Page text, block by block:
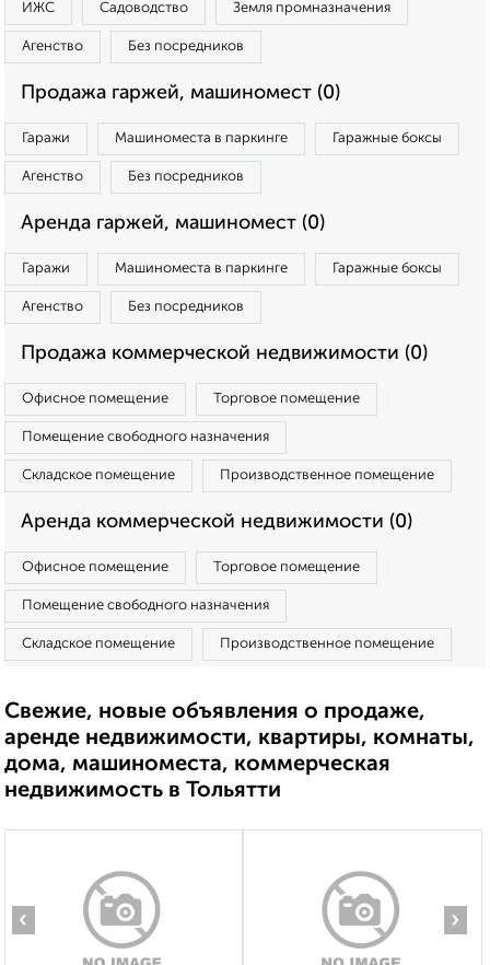
ИЖС Садоводство Земля промназначения
Агенство Без посредников
Продажа гаржей, машиномест (0)
Гаражи Машиноместа в паркинге Гаражные боксы
Агенство Без посредников
Аренда гаржей, машиномест (0)
Гаражи Машиноместа в паркинге Гаражные боксы
Агенство Без посредников
Продажа коммерческой недвижимости (0)
Офисное помещение Торговое помещение
Помещение свободного назначения
Складское помещение Производственное помещение
Аренда коммерческой недвижимости (0)
Офисное помещение Торговое помещение
Помещение свободного назначения
Складское помещение Производственное помещение
Свежие, новые объявления о продаже,
аренде недвижимости, квартиры, комнаты,
дома, машиноместа, коммерческая
недвижимость в Тольятти
‹ ›